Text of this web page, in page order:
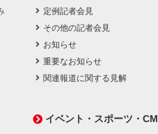
定例記者会見
その他の記者会見
お知らせ
重要なお知らせ
関連報道に関する見解
イベント・スポーツ・CM